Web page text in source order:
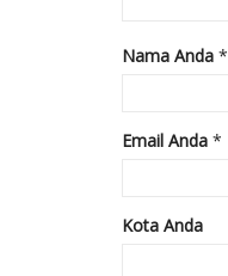
Nama Anda *
Email Anda *
Kota Anda